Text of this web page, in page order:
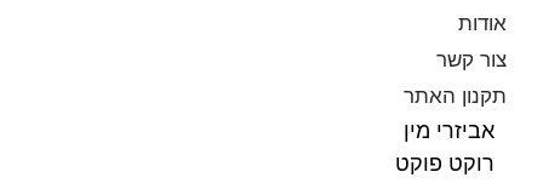
אודות
צור קשר
תקנון האתר
אביזרי מין
רוקט פוקט